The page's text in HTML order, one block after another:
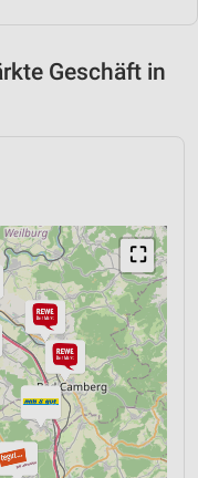
Geschäft in
⛶